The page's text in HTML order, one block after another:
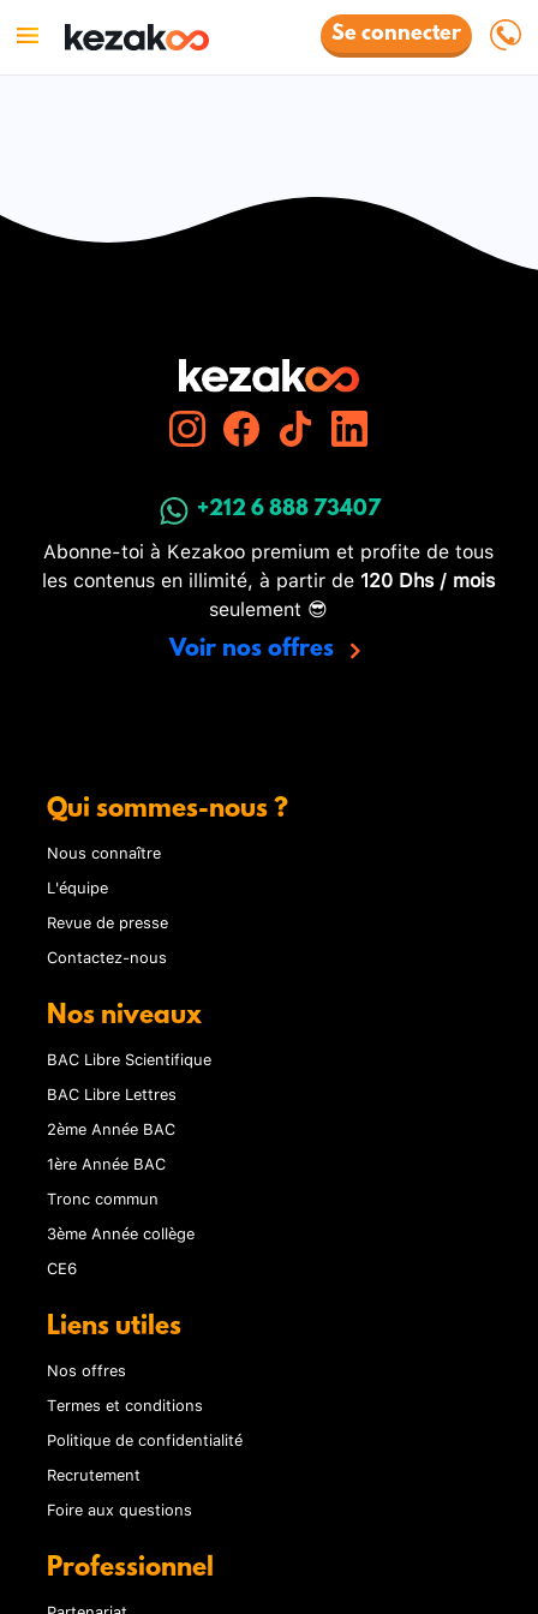
Se connecter
+212 6 888 73407
Abonne-toi à Kezakoo premium et profite de tous
les contenus en illimité, à partir de 120 Dhs / mois
seulement 😎
Voir nos offres
Qui sommes-nous ?
Nous connaître
L'équipe
Revue de presse
Contactez-nous
Nos niveaux
BAC Libre Scientifique
BAC Libre Lettres
2ème Année BAC
1ère Année BAC
Tronc commun
3ème Année collège
CE6
Liens utiles
Nos offres
Termes et conditions
Politique de confidentialité
Recrutement
Foire aux questions
Professionnel